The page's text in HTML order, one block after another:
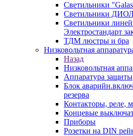
Светильники
Светильники
Светильники
Электростандарт
ТДМ люстры и бра
Низковольтная
Назад
Низковольтная
Аппаратура защиты
Блок
резерва
Контакторы, реле,
Концевые
Приборы
Розетки на DIN